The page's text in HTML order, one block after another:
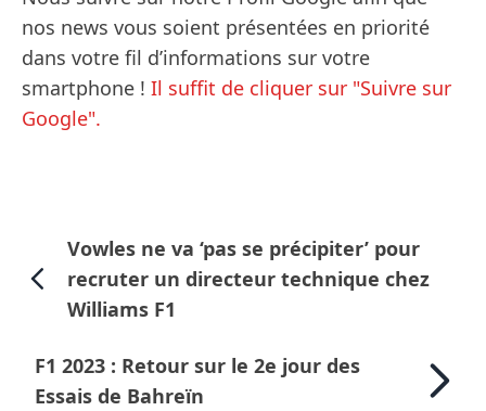
nos news vous soient présentées en priorité
dans votre fil d’informations sur votre
smartphone ! Il suffit de cliquer sur "Suivre sur
Google".
Vowles ne va ‘pas se précipiter’ pour
recruter un directeur technique chez
Williams F1
F1 2023 : Retour sur le 2e jour des
Essais de Bahreïn